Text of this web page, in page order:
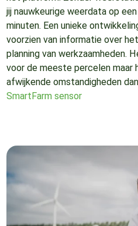
jij nauwkeurige weerdata op
minuten. Een unieke
voorzien van informatie over
planning van werkzaamheden.
voor de meeste percelen maar
afwijkende omstandigheden
SmartFarm sensor